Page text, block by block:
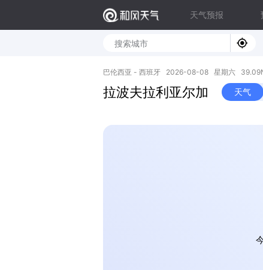
天气预报
巴伦西亚 - 西班牙 2026-08-08 星期六
拉波夫拉利亚尔加 天气